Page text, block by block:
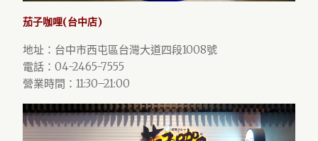
茄子咖哩(台中店)
地址：台中市西屯區台灣大道四段1008號
電話：04-2465-7555
營業時間：11:30–21:00